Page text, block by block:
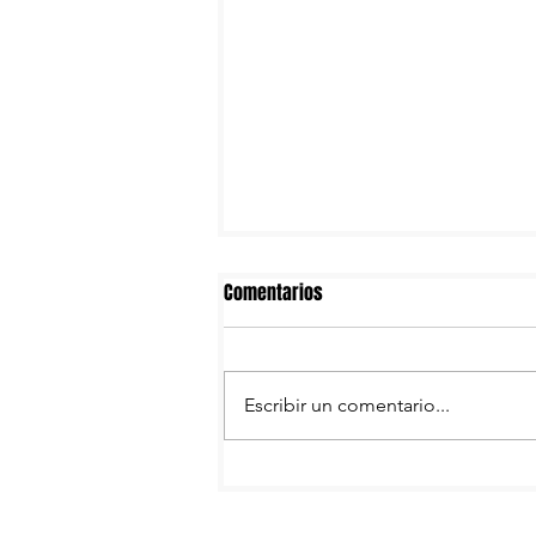
Comentarios
Escribir un comentario...